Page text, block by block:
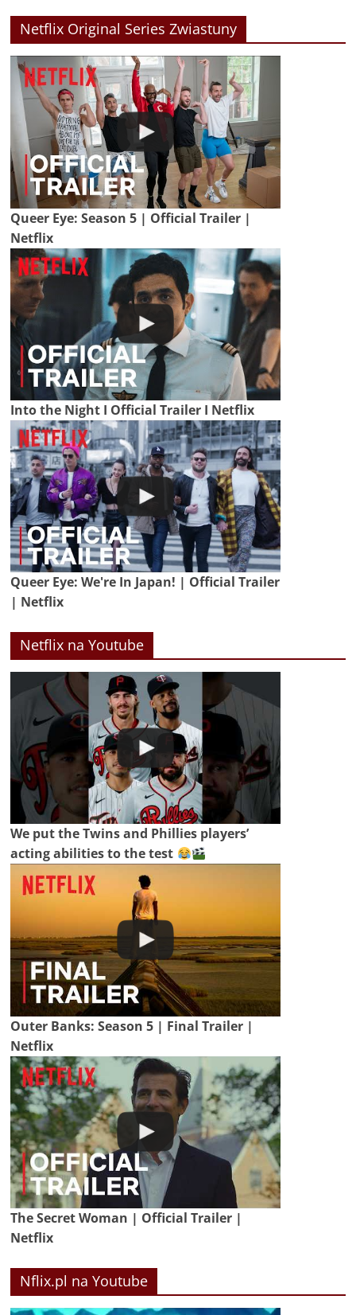
Netflix Original Series Zwiastuny
Queer Eye: Season 5 | Official Trailer |
Netflix
Into the Night I Official Trailer I Netflix
Queer Eye: We're In Japan! | Official Trailer
| Netflix
Netflix na Youtube
We put the Twins and Phillies players’
acting abilities to the test
Outer Banks: Season 5 | Final Trailer |
Netflix
The Secret Woman | Official Trailer |
Netflix
Nflix.pl na Youtube